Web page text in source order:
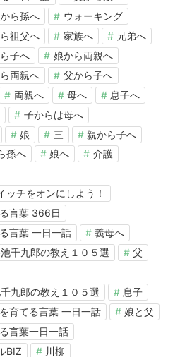
ら孫へ
ウォーキング
祖父へ 家族へ
兄弟へ
子へ
娘から両親へ
両親へ
父から子へ
両親へ 母へ
息子へ
子からは母へ
娘 三
親から子へ
孫へ
娘へ
介護
ッチをオンにしよう！
言葉 366日
言葉 一日一話
義母へ
千九郎の教え１０５選
父
九郎の教え１０５選
息子
育てる言葉 一日一話
娘と父
言葉一日一話
BIZ
川柳